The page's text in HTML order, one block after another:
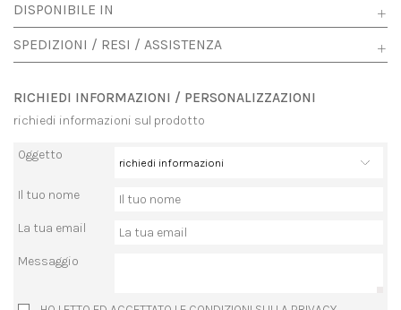
DISPONIBILE IN
SPEDIZIONI / RESI / ASSISTENZA
RICHIEDI INFORMAZIONI / PERSONALIZZAZIONI
richiedi informazioni sul prodotto
Oggetto
Il tuo nome
La tua email
Messaggio